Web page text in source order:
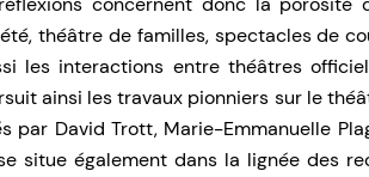
théâtre de familles, spectacles de
les interactions entre théâtres
ainsi les travaux pionniers sur le
par David Trott, Marie-Emmanuelle
situe également dans la lignée des